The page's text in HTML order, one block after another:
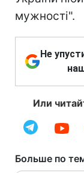
мужності".
Не
Или
Больше по